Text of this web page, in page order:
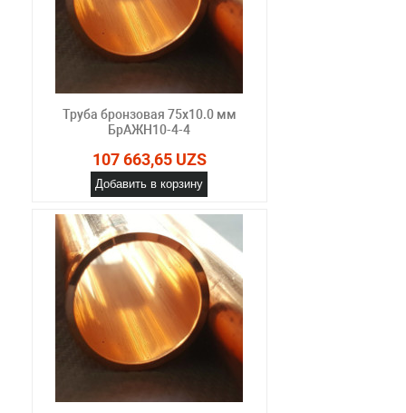
Труба бронзовая 75х10.0 мм
БрАЖН10-4-4
107 663,65 UZS
Добавить в корзину